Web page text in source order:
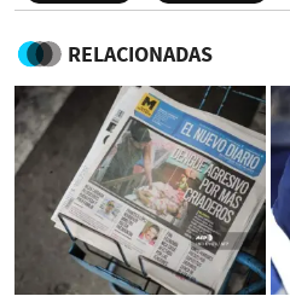
RELACIONADAS